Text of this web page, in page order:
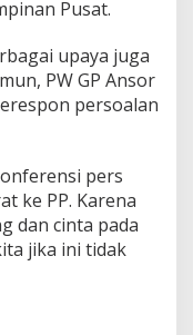
Pusat.
upaya juga
PW GP Ansor
persoalan
pers
ke PP. Karena
dan cinta pada
jika ini tidak